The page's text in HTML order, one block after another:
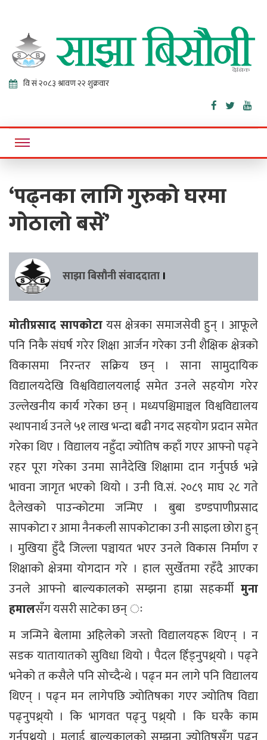
Sajha
Bisaunee
Online News Portal
‘पढ्नका लागि गुरुको घरमा
गोठालो बसें’
साझा बिसौनी संवाददाता ।
मोतीप्रसाद सापकोटायस क्षेत्रका समाजसेवी हुन् । आफूले
पनि निकै संघर्ष गरेर शिक्षा आर्जन गरेका उनी शैक्षिक क्षेत्रको
विकासमा निरन्तर सक्रिय छन् । साना सामुदायिक
विद्यालयदेखि विश्वविद्यालयलाई समेत उनले सहयोग गरेर
उल्लेखनीय कार्य गरेका छन् । मध्यपश्चिमाञ्चल विश्वविद्यालय
स्थापनार्थ उनले ५१ लाख भन्दा बढी नगद सहयोग प्रदान समेत
गरेका थिए । विद्यालय नहुँदा ज्योतिष कहाँ गएर आफ्नो पढ्ने
रहर पूरा गरेका उनमा सानैदेखि शिक्षामा दान गर्नुपर्छ भन्ने
भावना जागृत भएको थियो । उनी वि.सं. २०८९ माघ २८ गते
दैलेखको पाउन्कोटमा जन्मिए । बुबा डण्डपाणीप्रसाद
सापकोटा र आमा नैनकली सापकोटाका उनी साइला छोरा हुन्
। मुखिया हुँदै जिल्ला पञ्चायत भएर उनले विकास निर्माण र
शिक्षाको क्षेत्रमा योगदान गरे । हाल सुर्खेतमा रहँदै आएका
उनले आफ्नो बाल्यकालको सम्झना हाम्रा सहकर्मी मुना
हमालसँग यसरी साटेका छन् ः
म जन्मिने बेलामा अहिलेको जस्तो विद्यालयहरू थिएन् । न
सडक यातायातको सुविधा थियो । पैदल हिँड्नुपथ्र्यो । पढ्ने
भनेको त कसैले पनि सोच्दैन्थे । पढ्न मन लागे पनि विद्यालय
थिएन् । पढ्न मन लागेपछि ज्योतिषका गएर ज्योतिष विद्या
पढ्नुपथ्र्यो । कि भागवत पढ्नु पथ्र्योे । कि घरकै काम